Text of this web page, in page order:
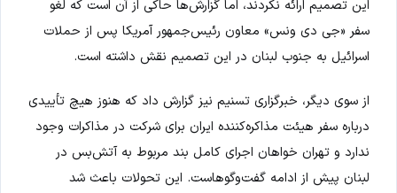
این تصمیم ارائه نکردند، اما گزارش‌ها حاکی از آن است که لغو
سفر «جی دی ونس» معاون رئیس‌جمهور آمریکا پس از حملات
اسرائیل به جنوب لبنان در این تصمیم نقش داشته است.
از سوی دیگر، خبرگزاری تسنیم نیز گزارش داد که هنوز هیچ تأییدی
درباره سفر هیئت مذاکره‌کننده ایران برای شرکت در مذاکرات وجود
ندارد و تهران خواهان اجرای کامل بند مربوط به آتش‌بس در
لبنان پیش از ادامه گفت‌وگوهاست. این تحولات باعث شد